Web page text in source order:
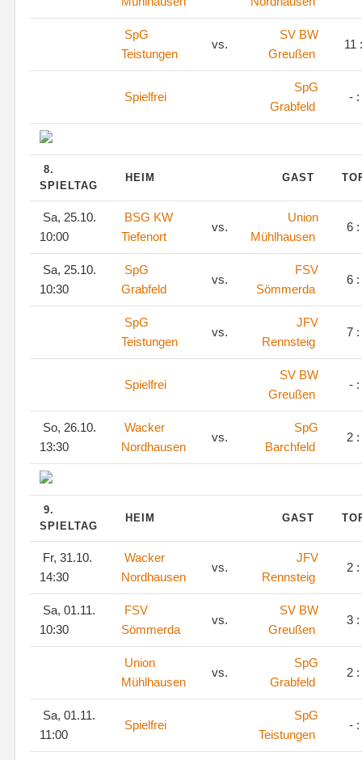
SpG
Teistungen
vs.
SV BW
Greußen
11
Spielfrei
SpG
Grabfeld
- :
8.
SPIELTAG
HEIM GAST
Sa, 25.10.
10:00
BSG KW
Tiefenort
vs.
Union
Mühlhausen
6
Sa, 25.10.
10:30
SpG
Grabfeld
vs.
FSV
Sömmerda
6
SpG
Teistungen
vs.
JFV
Rennsteig
7
Spielfrei
SV BW
Greußen
- :
So, 26.10.
13:30
Wacker
Nordhausen
vs.
SpG
Barchfeld
2
9.
SPIELTAG
HEIM GAST
Fr, 31.10.
14:30
Wacker
Nordhausen
vs.
JFV
Rennsteig
2
Sa, 01.11.
10:30
FSV
Sömmerda
vs.
SV BW
Greußen
3
Union
Mühlhausen
vs.
SpG
Grabfeld
2
Sa, 01.11.
11:00
Spielfrei
SpG
Teistungen
- :